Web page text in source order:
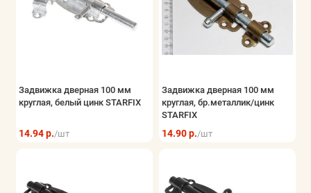
Задвижка дверная 100 мм
круглая, белый цинк STARFIX
14.94 р./шт
Задвижка дверная 100 мм
круглая, бр.металлик/цинк
STARFIX
14.90 р./шт